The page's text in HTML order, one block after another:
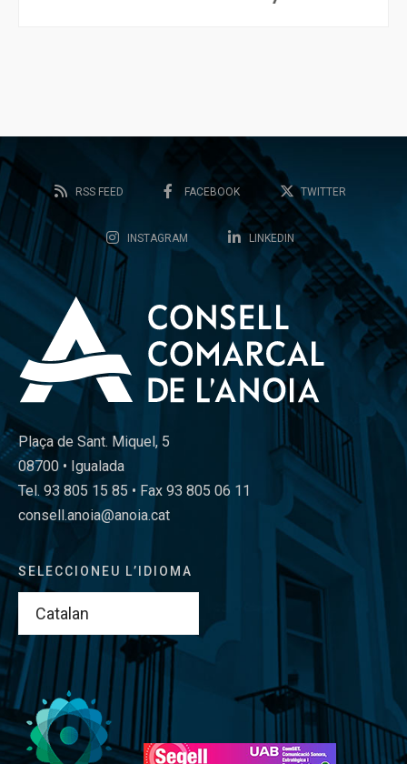
RSS FEED FACEBOOK TWITTER
INSTAGRAM LINKEDIN
Plaça de Sant. Miquel, 5
08700 • Igualada
Tel. 93 805 15 85 • Fax 93 805 06 11
consell.anoia@anoia.cat
SELECCIONEU L’IDIOMA